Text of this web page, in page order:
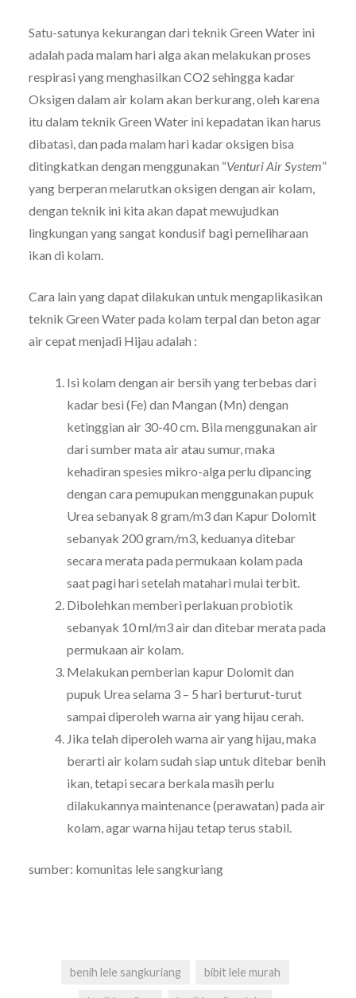
Satu-satunya kekurangan dari teknik Green Water ini
adalah pada malam hari alga akan melakukan proses
respirasi yang menghasilkan CO2 sehingga kadar
Oksigen dalam air kolam akan berkurang, oleh karena
itu dalam teknik Green Water ini kepadatan ikan harus
dibatasi, dan pada malam hari kadar oksigen bisa
ditingkatkan dengan menggunakan “Venturi Air System”
yang berperan melarutkan oksigen dengan air kolam,
dengan teknik ini kita akan dapat mewujudkan
lingkungan yang sangat kondusif bagi pemeliharaan
ikan di kolam.
Cara lain yang dapat dilakukan untuk mengaplikasikan
teknik Green Water pada kolam terpal dan beton agar
air cepat menjadi Hijau adalah :
Isi kolam dengan air bersih yang terbebas dari
kadar besi (Fe) dan Mangan (Mn) dengan
ketinggian air 30-40 cm. Bila menggunakan air
dari sumber mata air atau sumur, maka
kehadiran spesies mikro-alga perlu dipancing
dengan cara pemupukan menggunakan pupuk
Urea sebanyak 8 gram/m3 dan Kapur Dolomit
sebanyak 200 gram/m3, keduanya ditebar
secara merata pada permukaan kolam pada
saat pagi hari setelah matahari mulai terbit.
Dibolehkan memberi perlakuan probiotik
sebanyak 10 ml/m3 air dan ditebar merata pada
permukaan air kolam.
Melakukan pemberian kapur Dolomit dan
pupuk Urea selama 3 – 5 hari berturut-turut
sampai diperoleh warna air yang hijau cerah.
Jika telah diperoleh warna air yang hijau, maka
berarti air kolam sudah siap untuk ditebar benih
ikan, tetapi secara berkala masih perlu
dilakukannya maintenance (perawatan) pada air
kolam, agar warna hijau tetap terus stabil.
sumber: komunitas lele sangkuriang
benih lele sangkuriang bibit lele murah